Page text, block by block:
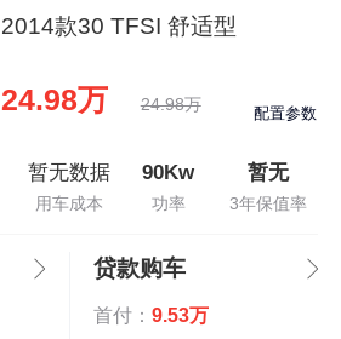
2014款30 TFSI 舒适型
24.98万 24.98万 配置参数
暂无数据
用车成本
90Kw
功率
暂无
3年保值率
贷款购车
首付： 9.53万